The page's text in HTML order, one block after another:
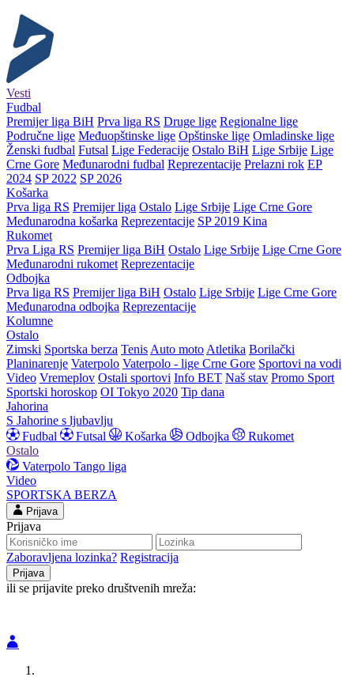
Vesti
Fudbal
Premijer liga BiH Prva liga RS Druge lige Regionalne lige
Područne lige Međuopštinske lige Opštinske lige Omladinske lige
Ženski fudbal Futsal Lige Federacije Ostalo BiH Lige Srbije Lige
Crne Gore Međunarodni fudbal Reprezentacije Prelazni rok EP
2024 SP 2022 SP 2026
Košarka
Prva liga RS Premijer liga Ostalo Lige Srbije Lige Crne Gore
Međunarodna košarka Reprezentacije SP 2019 Kina
Rukomet
Prva Liga RS Premijer liga BiH Ostalo Lige Srbije Lige Crne Gore
Međunarodni rukomet Reprezentacije
Odbojka
Prva liga RS Premijer liga BiH Ostalo Lige Srbije Lige Crne Gore
Međunarodna odbojka Reprezentacije
Kolumne
Ostalo
Zimski Sportska berza Tenis Auto moto Atletika Borilački
Planinarenje Vaterpolo Vaterpolo - lige Crne Gore Sportovi na vodi
Video Vremeplov Ostali sportovi Info BET Naš stav Promo Sport
Sportski horoskop OI Tokyo 2020 Tip dana
Jahorina
S Jahorine s ljubavlju
Fudbal
Futsal Košarka Odbojka
Rukomet
Ostalo
Vaterpolo Tango liga
Video
SPORTSKA BERZA
Prijava
Prijava
Zaboravljena lozinka? Registracija
ili se prijavite preko društvenih mreža: